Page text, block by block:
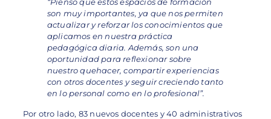
son muy importantes, ya que nos permiten
actualizar y reforzar los conocimientos que
aplicamos en nuestra práctica
pedagógica diaria. Además, son una
oportunidad para reflexionar sobre
nuestro quehacer, compartir experiencias
con otros docentes y seguir creciendo tanto
en lo personal como en lo profesional”.
Por otro lado, 83 nuevos docentes y 40 administrativos